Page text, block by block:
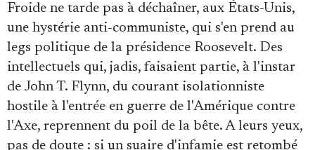
Froide ne tarde pas à déchaîner, aux États-Unis,
une hystérie anti-communiste, qui s'en prend au
legs politique de la présidence Roosevelt. Des
intellectuels qui, jadis, faisaient partie, à l'instar
de John T. Flynn, du courant isolationniste
hostile à l'entrée en guerre de l'Amérique contre
l'Axe, reprennent du poil de la bête. A leurs yeux,
pas de doute : si un suaire d'infamie est retombé